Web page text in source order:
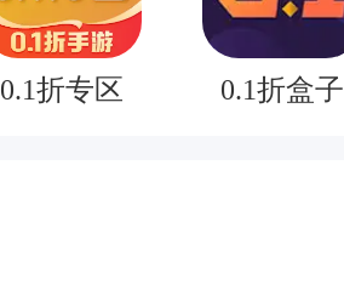
0.1折专区 0.1折盒子